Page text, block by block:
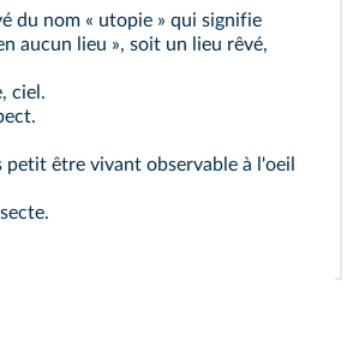
du nom « utopie » qui signifie
aucun lieu », soit un lieu rêvé,
ciel.
petit être vivant observable à l'oeil